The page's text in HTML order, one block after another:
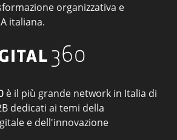
organizzativa e
italiana.
è il più grande network in Italia di
dedicati ai temi della
e dell'innovazione